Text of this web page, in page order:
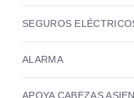
SEGUROS
ALARMA
APOYA CABEZAS